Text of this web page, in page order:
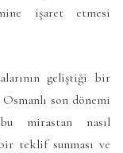
işaret etmesi
geliştiği bir
son dönemi
mirastan nasıl
teklif sunması ve